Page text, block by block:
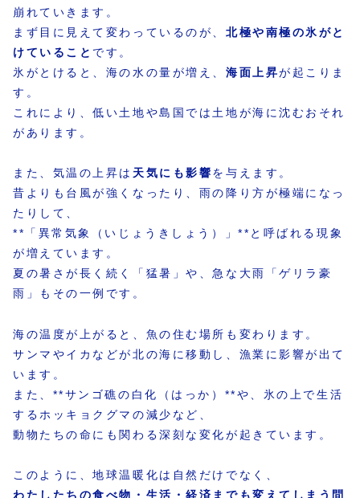
崩れていきます。
まず目に見えて変わっているのが、 北極や南極の氷がと
けていること です。
氷がとけると、海の水の量が増え、 海面上昇が起こりま
す。
これにより、低い土地や島国では土地が海に沈むおそれ
があります。
また、気温の上昇は 天気にも影響を与えます。
昔よりも台風が強くなったり、雨の降り方が極端になっ
たりして、
**「異常気象（いじょうきしょう）」**と呼ばれる現象
が増えています。
夏の暑さが長く続く「猛暑」や、急な大雨「ゲリラ豪
雨」もその一例です。
海の温度が上がると、魚の住む場所も変わります。
サンマやイカなどが北の海に移動し、漁業に影響が出て
います。
また、**サンゴ礁の白化（はっか）**や、氷の上で生活
するホッキョクグマの減少など、
動物たちの命にも関わる深刻な変化が起きています。
このように、地球温暖化は自然だけでなく、
わたしたちの食べ物・生活・経済までも変えてしまう問